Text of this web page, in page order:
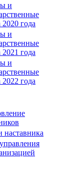
и
года
и
года
и
года
наставника